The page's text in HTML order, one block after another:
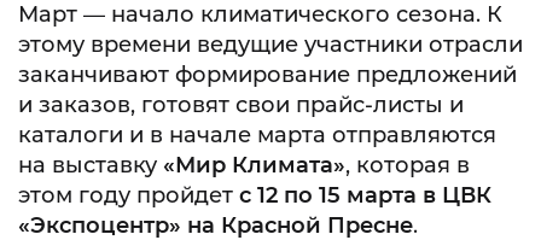
Март — начало климатического сезона. К
этому времени ведущие участники отрасли
заканчивают формирование предложений
и заказов, готовят свои прайс-листы и
каталоги и в начале марта отправляются
на выставку «Мир Климата», которая в
этом году пройдет с 12 по 15 марта в ЦВК
«Экспоцентр» на Красной Пресне.